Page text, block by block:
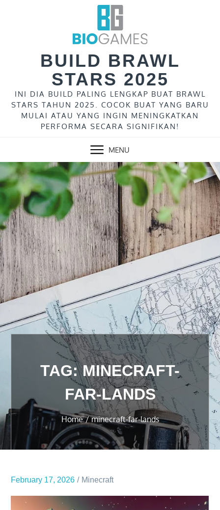
BUILD BRAWL
STARS 2025
INI DIA BUILD PALING LENGKAP BUAT BRAWL
STARS TAHUN 2025. COCOK BUAT YANG BARU
MULAI ATAU YANG INGIN MENINGKATKAN
PERFORMA SECARA SIGNIFIKAN!
MENU
TAG:MINECRAFT-
FAR-LANDS
Home minecraft-far-lands
February 17, 2026 Minecraft